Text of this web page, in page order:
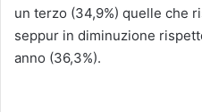
un terzo (34,9%) quelle che
seppur in diminuzione
anno (36,3%).